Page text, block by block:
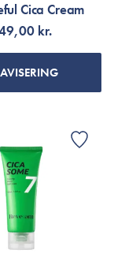
Cica Cream
kr.